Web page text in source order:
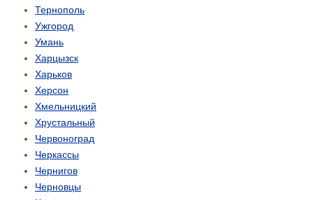
Тернополь
Ужгород
Умань
Харцызск
Харьков
Херсон
Хмельницкий
Хрустальный
Червоноград
Черкассы
Чернигов
Черновцы